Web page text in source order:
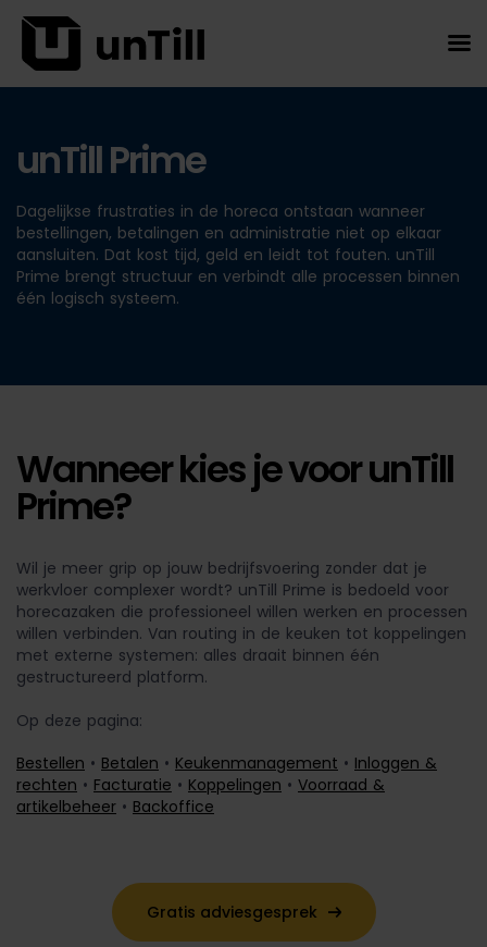
unTill Prime
Dagelijkse frustraties in de horeca ontstaan wanneer
bestellingen, betalingen en administratie niet op elkaar
aansluiten. Dat kost tijd, geld en leidt tot fouten. unTill
Prime brengt structuur en verbindt alle processen binnen
één logisch systeem.
Wanneer kies je voor unTill
Prime?
Wil je meer grip op jouw bedrijfsvoering zonder dat je
werkvloer complexer wordt? unTill Prime is bedoeld voor
horecazaken die professioneel willen werken en processen
willen verbinden. Van routing in de keuken tot koppelingen
met externe systemen: alles draait binnen één
gestructureerd platform.
Op deze pagina:
Bestellen • Betalen • Keukenmanagement • Inloggen &
rechten • Facturatie • Koppelingen • Voorraad &
artikelbeheer • Backoffice
Gratis adviesgesprek